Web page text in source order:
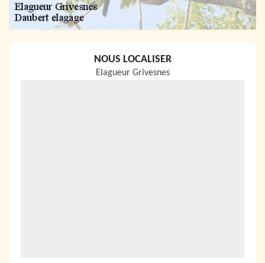
NOUS LOCALISER
Elagueur Grivesnes